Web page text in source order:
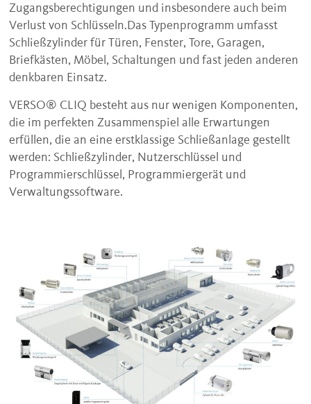
Zugangsberechtigungen und insbesondere auch beim
Verlust von Schlüsseln.Das Typenprogramm umfasst
Schließzylinder für Türen, Fenster, Tore, Garagen,
Briefkästen, Möbel, Schaltungen und fast jeden anderen
denkbaren Einsatz.
VERSO® CLIQ besteht aus nur wenigen Komponenten,
die im perfekten Zusammenspiel alle Erwartungen
erfüllen, die an eine erstklassige Schließanlage gestellt
werden: Schließzylinder, Nutzerschlüssel und
Programmierschlüssel, Programmiergerät und
Verwaltungssoftware.